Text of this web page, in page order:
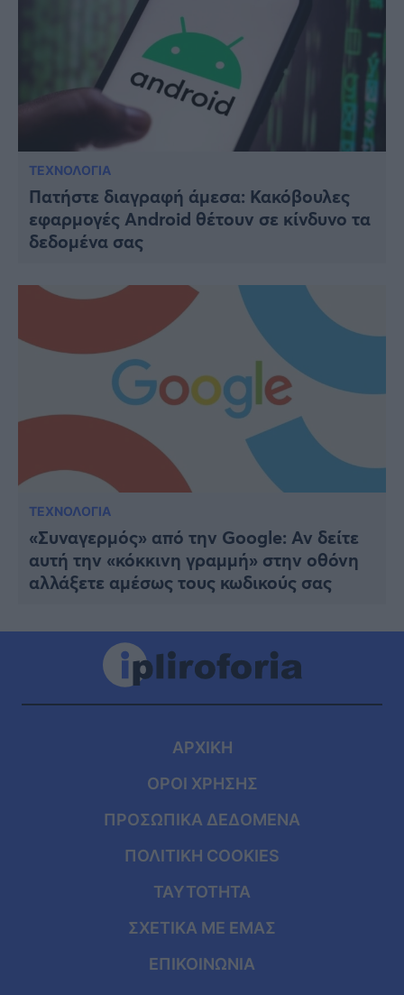
ΤΕΧΝΟΛΟΓΙΑ
Πατήστε διαγραφή άμεσα: Κακόβουλες
εφαρμογές Android θέτουν σε κίνδυνο τα
δεδομένα σας
ΤΕΧΝΟΛΟΓΙΑ
«Συναγερμός» από την Google: Αν δείτε
αυτή την «κόκκινη γραμμή» στην οθόνη
αλλάξετε αμέσως τους κωδικούς σας
ΑΡΧΙΚΗ
ΟΡΟΙ ΧΡΗΣΗΣ
ΠΡΟΣΩΠΙΚΑ ΔΕΔΟΜΕΝΑ
ΠΟΛΙΤΙΚΗ COOKIES
ΤΑΥΤΟΤΗΤΑ
ΣΧΕΤΙΚΑ ΜΕ ΕΜΑΣ
ΕΠΙΚΟΙΝΩΝΙΑ